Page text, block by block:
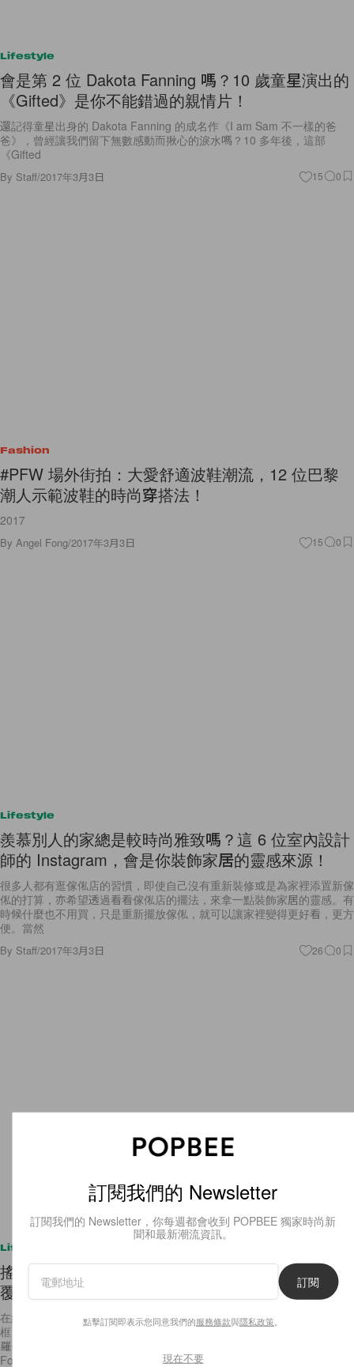
Lifestyle
會是第 2 位 Dakota Fanning 嗎？10 歲童星演出的
《Gifted》是你不能錯過的親情片！
還記得童星出身的 Dakota Fanning 的成名作《I am Sam 不一樣的爸
爸》，曾經讓我們留下無數感動而揪心的淚水嗎？10 多年後，這部
《Gifted
By Staff/2017年3月3日 15 0
Fashion
#PFW 場外街拍：大愛舒適波鞋潮流，12 位巴黎
潮人示範波鞋的時尚穿搭法！
2017
By Angel Fong/2017年3月3日 15 0
Lifestyle
羨慕別人的家總是較時尚雅致嗎？這 6 位室內設計
師的 Instagram，會是你裝飾家居的靈感來源！
很多人都有逛傢俬店的習慣，即使自己沒有重新裝修或是為家裡添置新傢
俬的打算，亦希望透過看看傢俬店的擺法，來拿一點裝飾家居的靈感。有
時候什麼也不用買，只是重新擺放傢俬，就可以讓家裡變得更好看，更方
便。當然
By Staff/2017年3月3日 26 0
Lifestyle
搖滾、型格、女性美：Forward 最新的系列，會顛
覆你對婚紗的想像！
在結婚這一方面，雖然很多女生都擁有著公主夢，亦有許多想突破這個框
羅一件婚紗，然後只穿一天，是非常浪費。假若你亦有同感的話，
Forward
By
訂閱我們的 Newsletter
訂閱我們的 Newsletter，你每週都會收到 POPBEE 獨家時尚新
聞和最新潮流資訊。
訂閱
點擊訂閱即表示您同意我們的服務條款與隱私政策
現在不要